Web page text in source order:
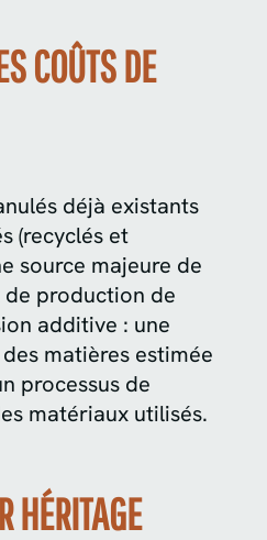
COÛTS DE
déjà existants
(recyclés et
source majeure de
production de
additive : une
matières estimée
processus de
matériaux utilisés.
HÉRITAGE